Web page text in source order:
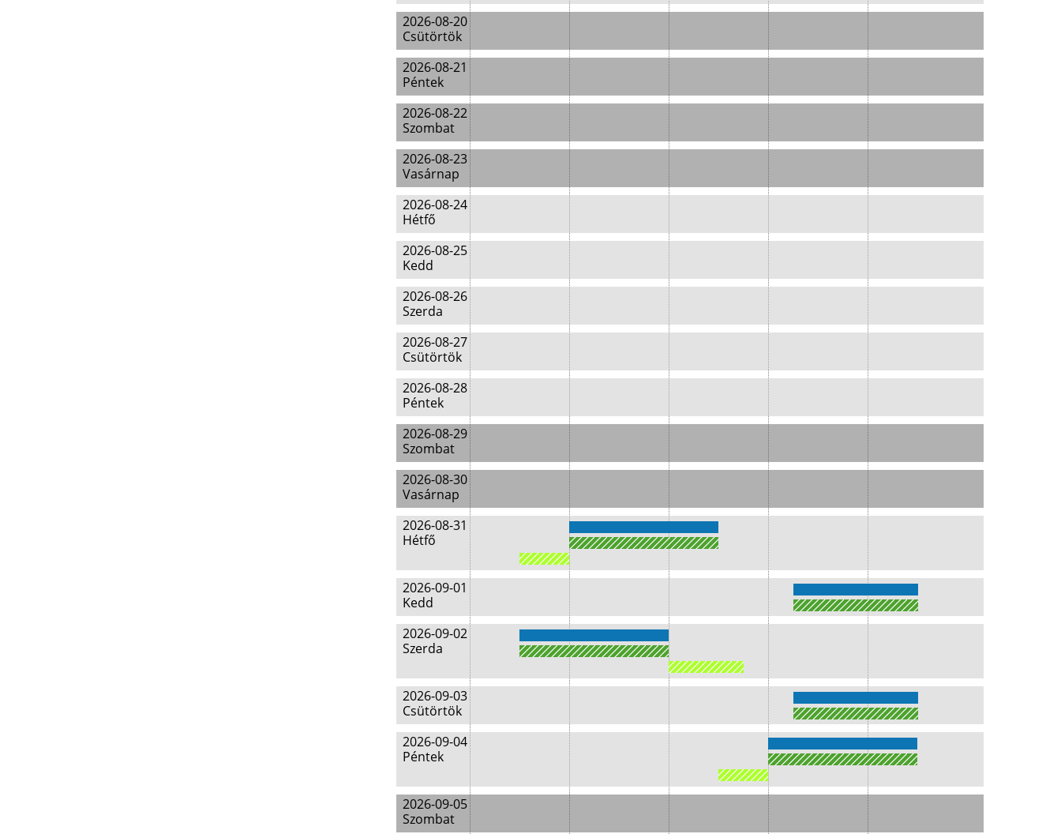
2026-08-20
Csütörtök
2026-08-21
Péntek
2026-08-22
Szombat
2026-08-23
Vasárnap
2026-08-24
Hétfő
2026-08-25
Kedd
2026-08-26
Szerda
2026-08-27
Csütörtök
2026-08-28
Péntek
2026-08-29
Szombat
2026-08-30
Vasárnap
2026-08-31
Hétfő
2026-09-01
Kedd
2026-09-02
Szerda
2026-09-03
Csütörtök
2026-09-04
Péntek
2026-09-05
Szombat